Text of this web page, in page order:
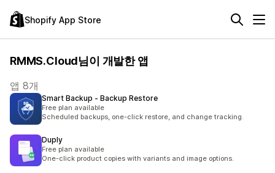
Shopify App Store
RMMS.Cloud님이 개발한 앱
앱 8개
Smart Backup ‑ Backup Restore
Free plan available
Scheduled backups, one-click restore, and change tracking.
Duply
Free plan available
One-click product copies with variants and image options.